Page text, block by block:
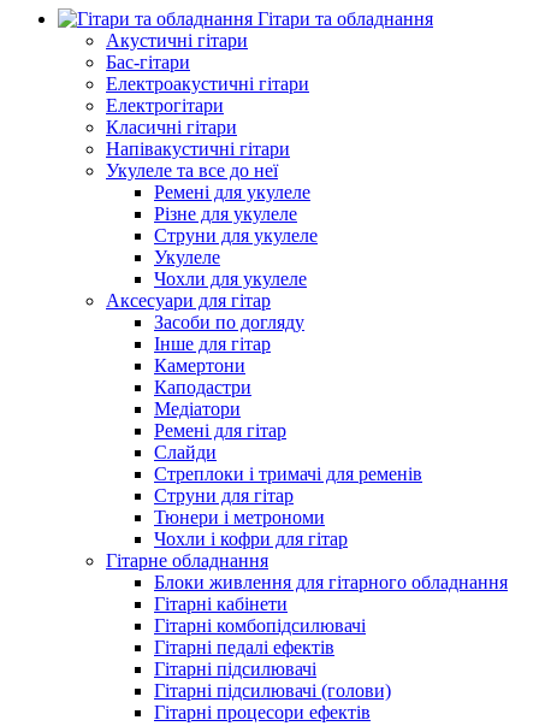
Гітари та обладнання
Акустичні гітари
Бас-гітари
Електроакустичні гітари
Електрогітари
Класичні гітари
Напівакустичні гітари
Укулеле та все до неї
Ремені для укулеле
Різне для укулеле
Струни для укулеле
Укулеле
Чохли для укулеле
Аксесуари для гітар
Засоби по догляду
Інше для гітар
Камертони
Каподастри
Медіатори
Ремені для гітар
Слайди
Стреплоки і тримачі для ременів
Струни для гітар
Тюнери і метрономи
Чохли і кофри для гітар
Гітарне обладнання
Блоки живлення для гітарного обладнання
Гітарні кабінети
Гітарні комбопідсилювачі
Гітарні педалі ефектів
Гітарні підсилювачі
Гітарні підсилювачі (голови)
Гітарні процесори ефектів